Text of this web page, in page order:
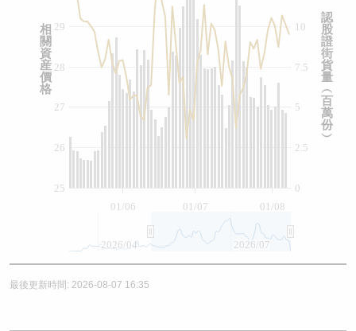
01/06 01/08
01/07
0
2.5
5
7.5
10
27
25
26
28
29
2026/04 2026/07
認
股
證
街
貨
量
︵
百
萬
份
︶
相
關
資
産
價
格
最後更新時間: 2026-08-07 16:35
牛熊證文件及公告
牛熊證文件及公告 (瑞信)
收市競價變化